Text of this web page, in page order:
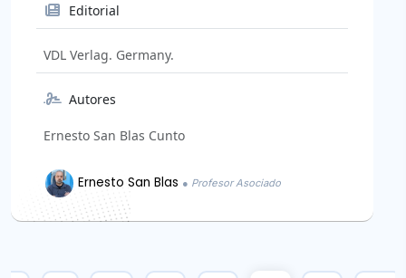
Editorial
VDL Verlag. Germany.
Autores
Ernesto San Blas Cunto
Ernesto San Blas ● Profesor Asociado